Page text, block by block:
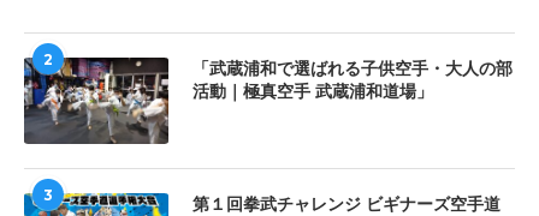
2
「武蔵浦和で選ばれる子供空手・大人の部
活動｜極真空手 武蔵浦和道場」
3
第１回拳武チャレンジ ビギナーズ空手道